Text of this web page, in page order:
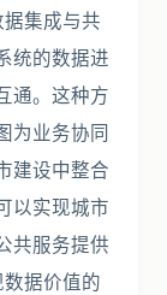
集成与共
统的数据进
通。这种方
为业务协同
建设中整合
以实现城市
共服务提供
据价值的